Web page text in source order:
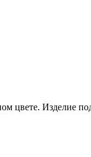
цвете. Изделие